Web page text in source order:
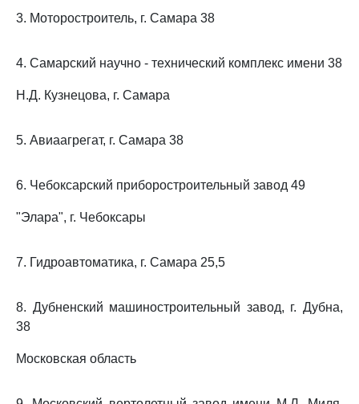
3. Моторостроитель, г. Самара 38
4. Самарский научно - технический комплекс имени 38
Н.Д. Кузнецова, г. Самара
5. Авиаагрегат, г. Самара 38
6. Чебоксарский приборостроительный завод 49
"Элара", г. Чебоксары
7. Гидроавтоматика, г. Самара 25,5
8. Дубненский машиностроительный завод, г. Дубна,
38
Московская область